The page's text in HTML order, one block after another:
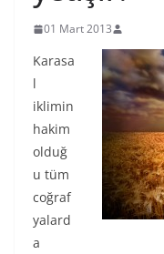
01 Mart 2013
Karasa
l
iklimin
hakim
olduğ
u tüm
coğraf
yalard
a